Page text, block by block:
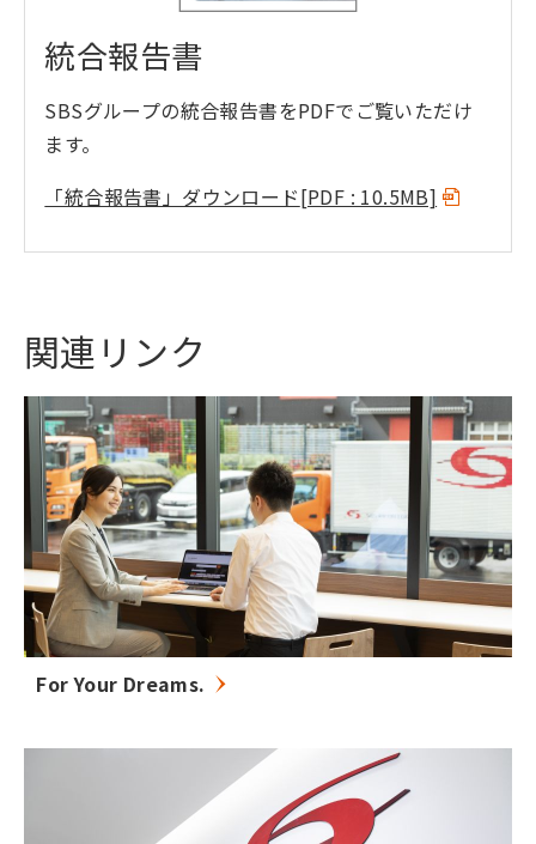
統合報告書
SBSグループの統合報告書をPDFでご覧いただけ
ます。
「統合報告書」ダウンロード[PDF : 10.5MB]
関連リンク
For Your Dreams.